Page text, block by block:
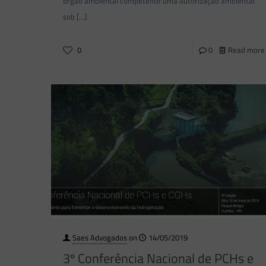
sob […]
0 0 Read more
Saes Advogadoson 14/05/2019
3º Conferência Nacional de PCHs e